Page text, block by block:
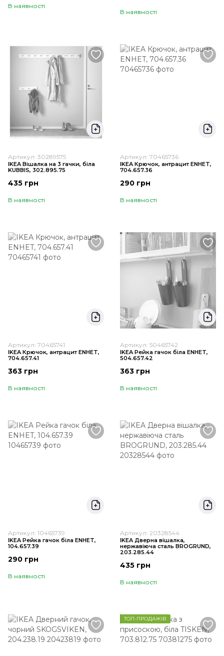
В наявності
В наявності
Артикул: 30289575
IKEA Вішалка на 3 гачки, біла
KUBBIS, 302.895.75
435 грн
В наявності
Артикул: 70465736
IKEA Крючок, антрацит ENHET,
704.657.36
290 грн
В наявності
Артикул: 70465741
IKEA Крючок, антрацит ENHET,
704.657.41
363 грн
В наявності
Артикул: 50465742
IKEA Рейка гачок біла ENHET,
504.657.42
363 грн
В наявності
Артикул: 10465739
IKEA Рейка гачок біла ENHET,
104.657.39
290 грн
В наявності
Артикул: 20328544
IKEA Дверна вішалка,
нержавіюча сталь BROGRUND,
203.285.44
435 грн
В наявності
ТОП-ПРОДАЖІВ